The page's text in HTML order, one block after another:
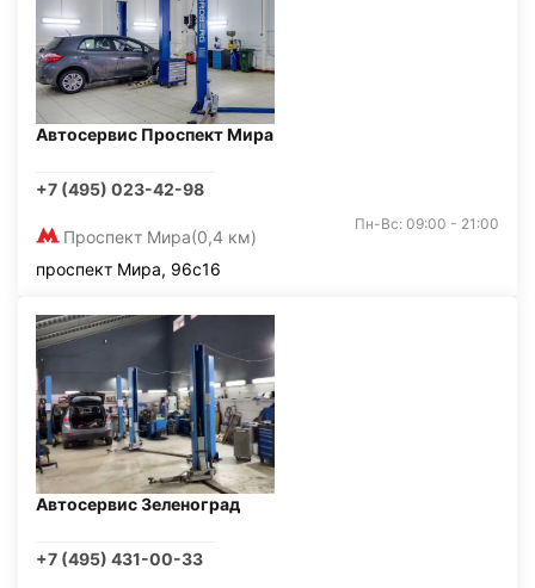
Автосервис Проспект Мира
+7 (495) 023-42-98
Проспект Мира(0,4 км)
Пн-Вс: 09:00 - 21:00
проспект Мира, 96с16
Автосервис Зеленоград
+7 (495) 431-00-33